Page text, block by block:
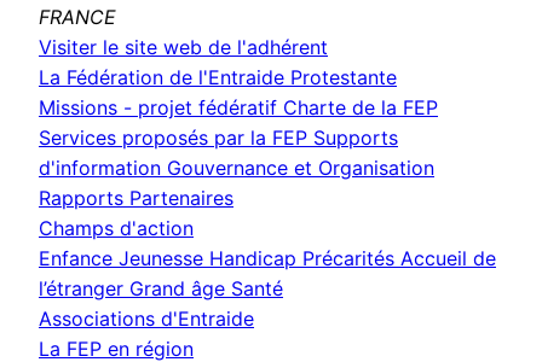
FRANCE
Visiter le site web de l'adhérent
fenêtre)
La Fédération de l'Entraide Protestante
Missions - projet fédératif Charte de la FEP
Services proposés par la FEP Supports
d'information Gouvernance et Organisation
Rapports Partenaires
Champs d'action
Enfance Jeunesse Handicap Précarités Accueil de
l’étranger Grand âge Santé
Associations d'Entraide
La FEP en région